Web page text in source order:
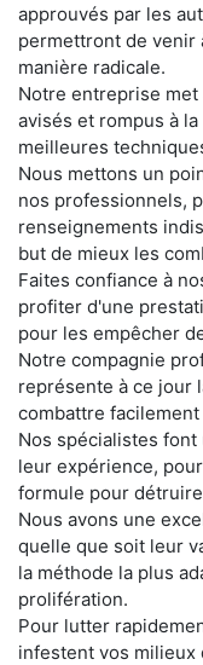
approuvés par les
permettront de venir
manière radicale.
Notre entreprise
avisés et rompus à
meilleures
Nous mettons un
nos professionnels,
renseignements
but de mieux les
Faites confiance à
profiter d'une
pour les empêcher
Notre compagnie
représente à ce jour
combattre
Nos spécialistes
leur expérience,
formule pour
Nous avons une
quelle que soit leur
la méthode la plus
prolifération.
Pour lutter
infestent vos milieux